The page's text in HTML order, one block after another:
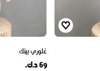
غلوري بينك
69 د.ك.